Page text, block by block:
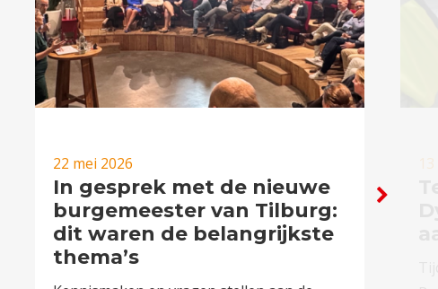
22 mei 2026
In gesprek met de nieuwe
burgemeester van Tilburg:
dit waren de belangrijkste
thema’s